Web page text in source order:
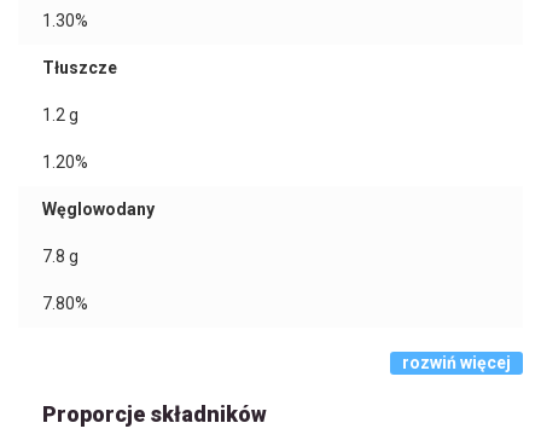
1.30%
Tłuszcze
1.2g
1.20%
Węglowodany
7.8 g
7.80%
rozwiń więcej
Proporcje składników